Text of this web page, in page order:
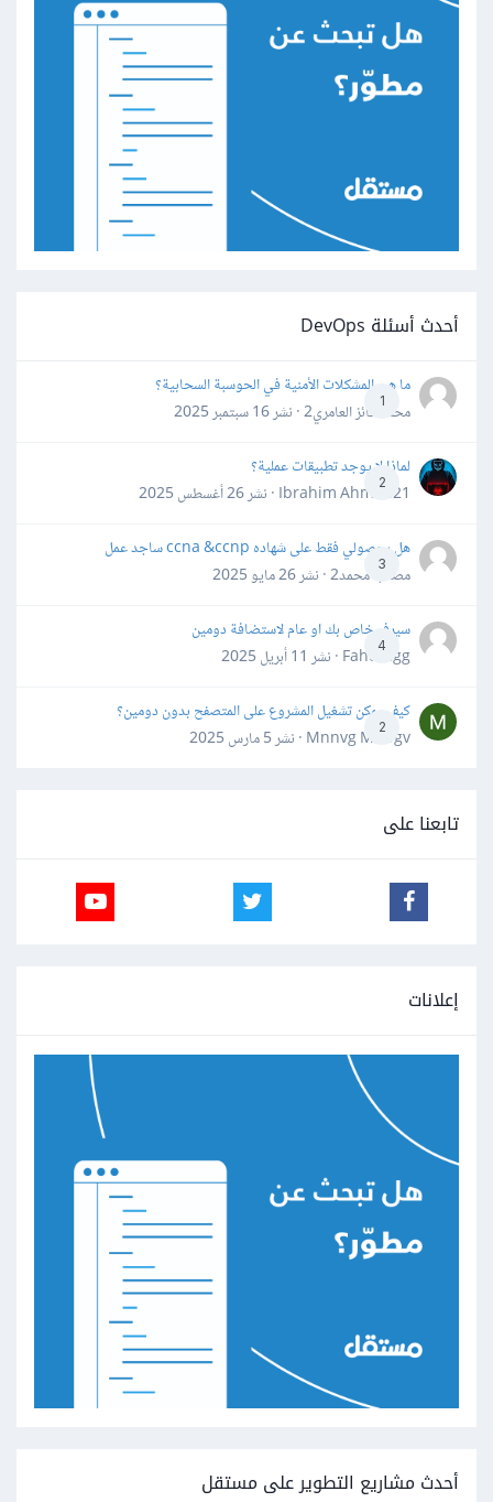
أحدث أسئلة DevOps
1
ما هي المشكلات الأمنية في الحوسبة السحابية؟
محمد فائز العامري2 · نشر
16 سبتمبر 2025
2
لماذا لا يوجد تطبيقات عملية؟
Ibrahim Ahmed21 · نشر
26 أغسطس 2025
3
هل بحصولي فقط على شهاده ccna &ccnp ساجد عمل
مصعب محمد2 · نشر
26 مايو 2025
4
سيرفر خاص بك او عام لاستضافة دومين
Fahd Ggg · نشر
11 أبريل 2025
2
كيف يمكن تشغيل المشروع على المتصفح بدون دومين؟
Mnnvg Mnbgv · نشر
5 مارس 2025
تابعنا على
إعلانات
أحدث مشاريع التطوير على مستقل